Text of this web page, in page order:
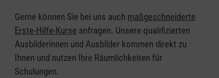
Gerne können Sie bei uns auch maßgeschneiderte
Erste-Hilfe-Kurse anfragen. Unsere qualifizierten
Ausbilderinnen und Ausbilder kommen direkt zu
Ihnen und nutzen Ihre Räumlichkeiten für
Schulungen.